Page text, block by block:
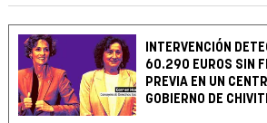
INTERVENCIÓN
60.290 EUROS SIN
PREVIA EN UN
GOBIERNO DE